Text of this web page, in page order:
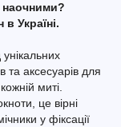
наочними?
Україні.
та аксесуарів для
миті.
це вірні
у фіксації